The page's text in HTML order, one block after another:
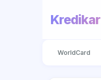
WorldCard